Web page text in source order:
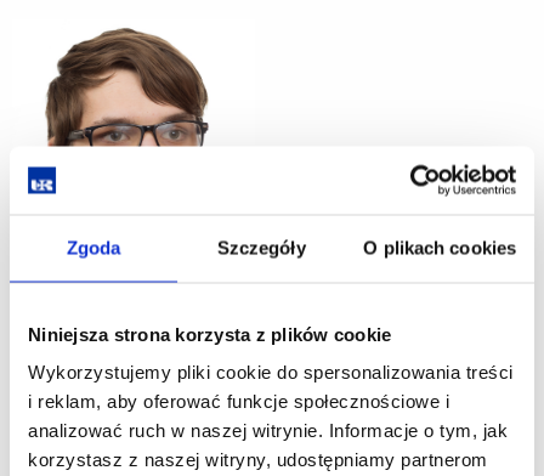
Zgoda Szczegóły O plikach cookies
Niniejsza strona korzysta z plików cookie
Wykorzystujemy pliki cookie do spersonalizowania treści
i reklam, aby oferować funkcje społecznościowe i
analizować ruch w naszej witrynie. Informacje o tym, jak
korzystasz z naszej witryny, udostępniamy partnerom
Kacper Kut: „Porównanie metod ekstrakcji hispiduliny –
aktywnego związku koszyczków arniki o potencjalnej
użyteczności w chemioprewencji”.